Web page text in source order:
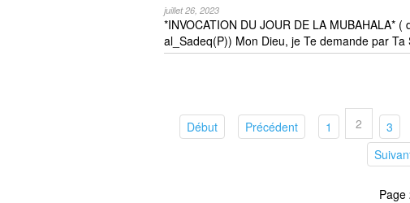
juillet 26, 2023
*INVOCATION DU JOUR DE LA MUBAHALA* (
al_Sadeq(P)) Mon Dieu, je Te demande par
Début(current)Précédent(current)
1 (current)
2 3
Page